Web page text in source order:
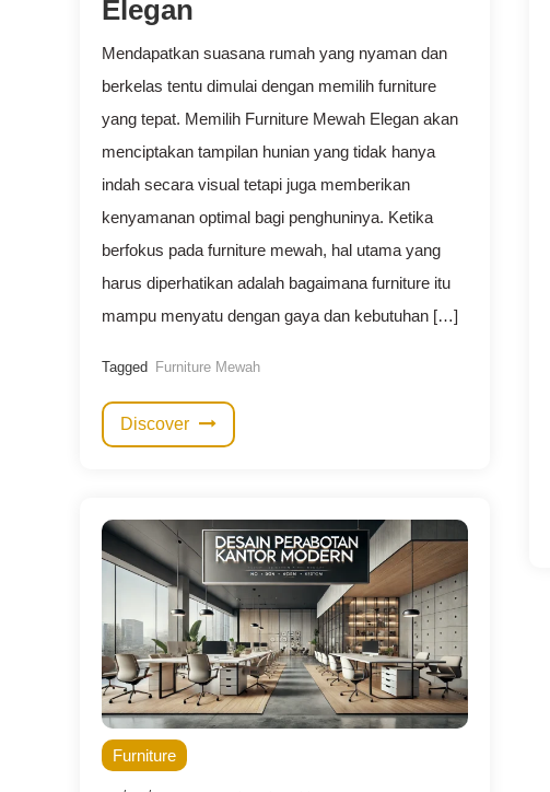
Elegan
Mendapatkan suasana rumah yang nyaman dan
berkelas tentu dimulai dengan memilih furniture
yang tepat. Memilih Furniture Mewah Elegan akan
menciptakan tampilan hunian yang tidak hanya
indah secara visual tetapi juga memberikan
kenyamanan optimal bagi penghuninya. Ketika
berfokus pada furniture mewah, hal utama yang
harus diperhatikan adalah bagaimana furniture itu
mampu menyatu dengan gaya dan kebutuhan […]
Tagged Furniture Mewah
Discover
Furniture